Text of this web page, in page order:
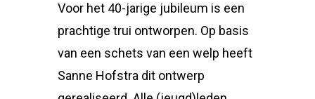
Voor het 40-jarige jubileum is een
prachtige trui ontworpen. Op basis
van een schets van een welp heeft
Sanne Hofstra dit ontwerp